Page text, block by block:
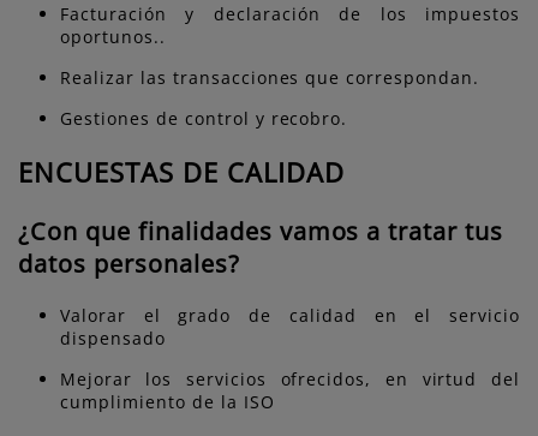
Facturación y declaración de los impuestos
oportunos..
Realizar las transacciones que correspondan.
Gestiones de control y recobro.
ENCUESTAS DE CALIDAD
¿Con que finalidades vamos a tratar tus
datos personales?
Valorar el grado de calidad en el servicio
dispensado
Mejorar los servicios ofrecidos, en virtud del
cumplimiento de la ISO